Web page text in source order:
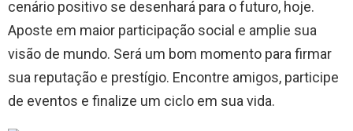
cenário positivo se desenhará para o futuro, hoje.
Aposte em maior participação social e amplie sua
visão de mundo. Será um bom momento para firmar
sua reputação e prestígio. Encontre amigos, participe
de eventos e finalize um ciclo em sua vida.